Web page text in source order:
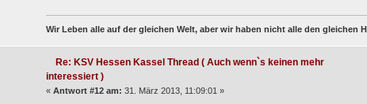
Wir Leben alle auf der gleichen Welt, aber wir haben nicht alle den gleichen
Re: KSV Hessen Kassel Thread ( Auch wenn`s keinen mehr
interessiert )
« Antwort #12 am: 31. März 2013, 11:09:01 »